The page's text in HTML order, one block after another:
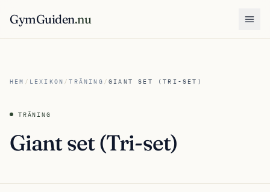
GymGuiden.nu
HEM / LEXIKON /TRÄNING /GIANT SET (TRI-SET)
TRÄNING
Giant set (Tri-set)